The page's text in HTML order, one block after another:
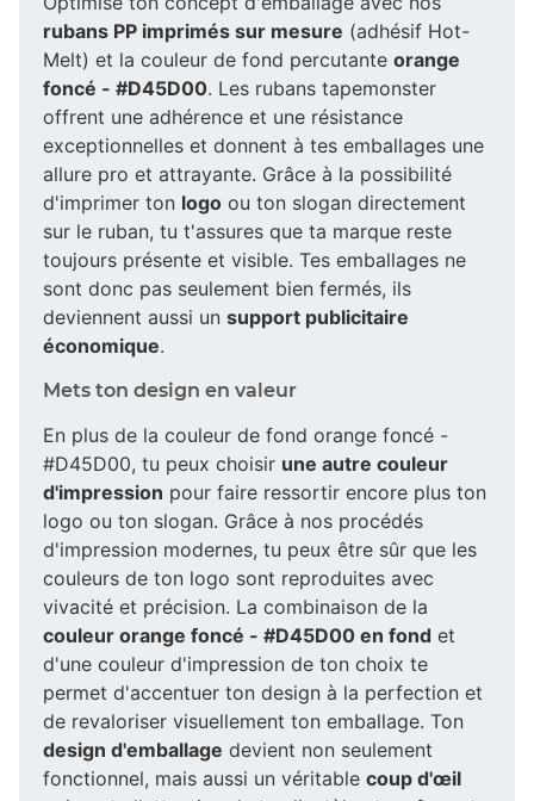
rubans PP imprimés sur mesure (adhésif Hot-
Melt) et la couleur de fond percutante orange
foncé - #D45D00. Les rubans tapemonster
offrent une adhérence et une résistance
exceptionnelles et donnent à tes emballages une
allure pro et attrayante. Grâce à la possibilité
d'imprimer ton logo ou ton slogan directement
sur le ruban, tu t'assures que ta marque reste
toujours présente et visible. Tes emballages ne
sont donc pas seulement bien fermés, ils
deviennent aussi un support publicitaire
économique.
Mets ton design en valeur
En plus de la couleur de fond orange foncé -
#D45D00, tu peux choisir une autre couleur
d'impression pour faire ressortir encore plus ton
logo ou ton slogan. Grâce à nos procédés
d'impression modernes, tu peux être sûr que les
couleurs de ton logo sont reproduites avec
vivacité et précision. La combinaison de la
couleur orange foncé - #D45D00 en fond et
d'une couleur d'impression de ton choix te
permet d'accentuer ton design à la perfection et
de revaloriser visuellement ton emballage. Ton
design d'emballage devient non seulement
fonctionnel, mais aussi un véritable coup d'œil